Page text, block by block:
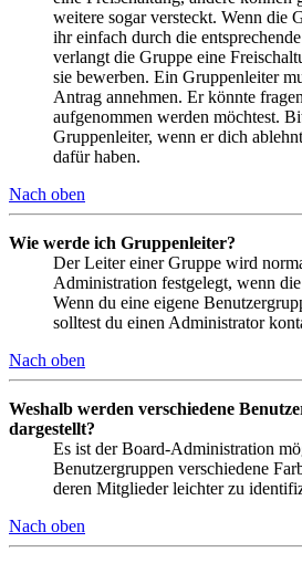
weitere sogar versteckt. Wenn die
ihr einfach durch die
verlangt die Gruppe eine
sie bewerben. Ein Gruppenleiter
Antrag annehmen. Er könnte
aufgenommen werden möchtest.
Gruppenleiter, wenn er dich
dafür haben.
Nach oben
Wie werde ich Gruppenleiter?
Der Leiter einer Gruppe wird
Administration festgelegt, wenn
Wenn du eine eigene
solltest du einen Administrator
Nach oben
Weshalb werden verschiedene
dargestellt?
Es ist der Board-Administration
Benutzergruppen verschiedene
deren Mitglieder leichter zu
Nach oben